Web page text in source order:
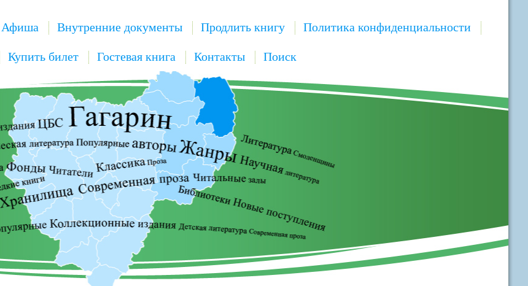
Афиша Внутренние документы Продлить книгу Политика конфиденциальности
Купить билет Гостевая книга Контакты Поиск